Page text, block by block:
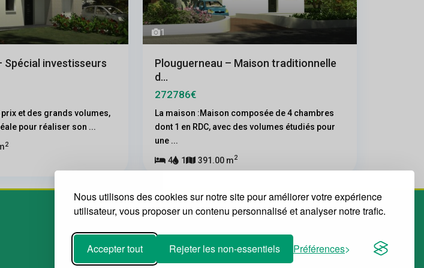
Nous utilisons des cookies sur notre site pour améliorer votre expérience
utilisateur, vous proposer un contenu personnalisé et analyser notre trafic.
Accepter tout Rejeter les non-essentiels Préférences
Spécial investisseurs
prix et des grands volumes,
pour réaliser son ...
2
1
Plouguerneau – Maison traditionnelle
d...
272786€
La maison :Maison composée de 4 chambres
dont 1 en RDC, avec des volumes étudiés pour
une ...
4 1 391.00 m2